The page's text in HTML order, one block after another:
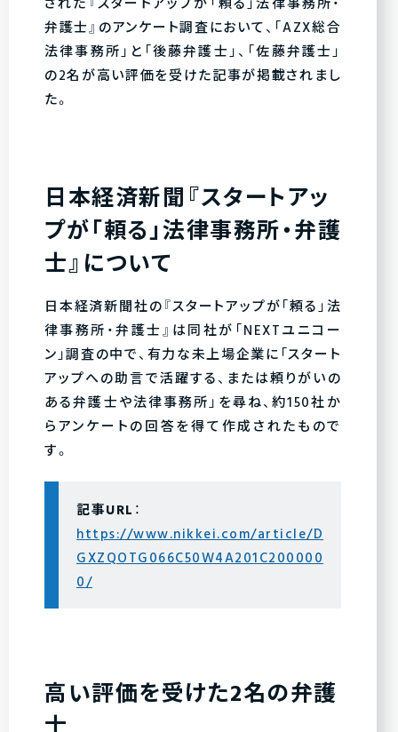
弁護士』のアンケート調査において、「AZX総合
法律事務所」と「後藤弁護士」、「佐藤弁護士」
の2名が高い評価を受けた記事が掲載されまし
た。
日本経済新聞『スタートアッ
プが「頼る」法律事務所・弁護
士』について
日本経済新聞社の『スタートアップが「頼る」法
律事務所・弁護士』は同社が「NEXTユニコー
ン」調査の中で、有力な未上場企業に「スタート
アップへの助言で活躍する、または頼りがいの
ある弁護士や法律事務所」を尋ね、約150社か
らアンケートの回答を得て作成されたもので
す。
記事URL ：
https://www.nikkei.com/article/D
GXZQOTG066C50W4A201C200000
0/
高い評価を受けた2名の弁護